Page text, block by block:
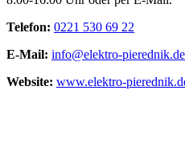
Telefon: 0221 530 69 22
E-Mail: info@elektro-pierednik.de
Website: www.elektro-